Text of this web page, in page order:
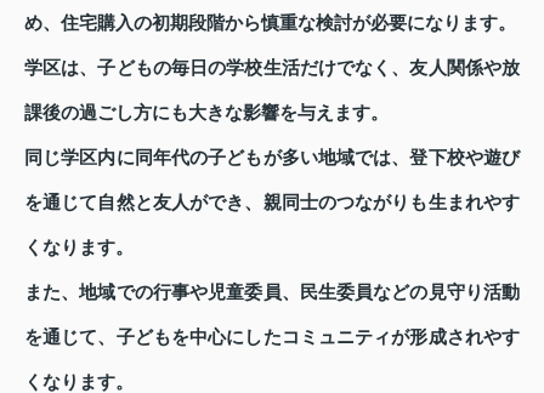
め、住宅購入の初期段階から慎重な検討が必要になります。
学区は、子どもの毎日の学校生活だけでなく、友人関係や放
課後の過ごし方にも大きな影響を与えます。
同じ学区内に同年代の子どもが多い地域では、登下校や遊び
を通じて自然と友人ができ、親同士のつながりも生まれやす
くなります。
また、地域での行事や児童委員、民生委員などの見守り活動
を通じて、子どもを中心にしたコミュニティが形成されやす
くなります。